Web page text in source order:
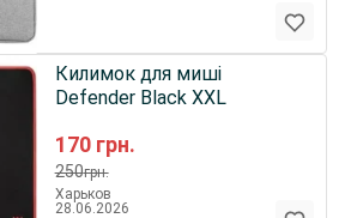
170 грн.
250грн.
Килимок для миші
Defender Black XXL
Харьков
28.06.2026